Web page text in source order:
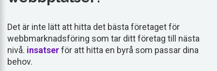
Det är inte lätt att hitta det bästa företaget för
webbmarknadsföring som tar ditt företag till nästa
nivå. insatserför att hitta en byrå som passar dina
behov.